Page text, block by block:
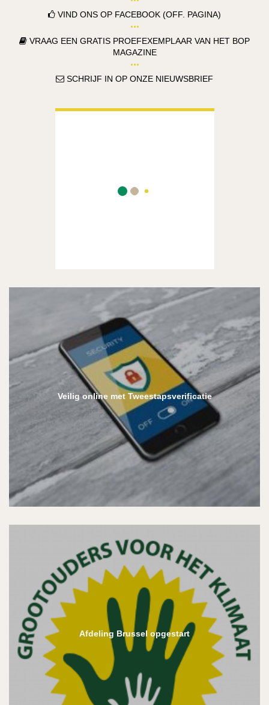
VIND ONS OP FACEBOOK (OFF. PAGINA)
VRAAG EEN GRATIS PROEFEXEMPLAAR VAN HET BOP
MAGAZINE
SCHRIJF IN OP ONZE NIEUWSBRIEF
Veilig online met Tweestapsverificatie
Afdeling Brussel opgestart